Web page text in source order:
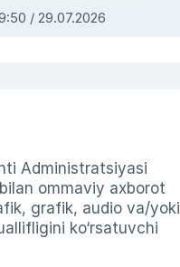
— Ukraina
bosh
/ 29.07.2026
Administratsiyasi
ommaviy axborot
grafik, audio va/yoki
ko‘rsatuvchi